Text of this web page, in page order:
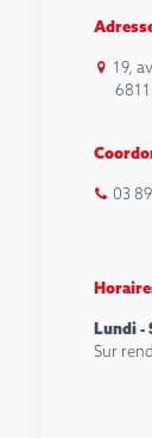
19,
03
Lundi -
Sur